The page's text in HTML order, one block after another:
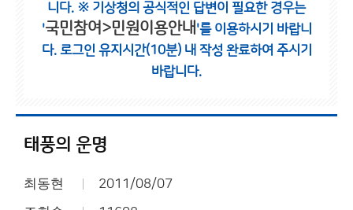
니다. ※ 기상청의 공식적인 답변이 필요한 경우는
'국민참여>민원이용안내 '를 이용하시기 바랍니
다. 로그인 유지시간(10분) 내 작성 완료하여 주시기
바랍니다.
태풍의 운명
최동현 2011/08/07